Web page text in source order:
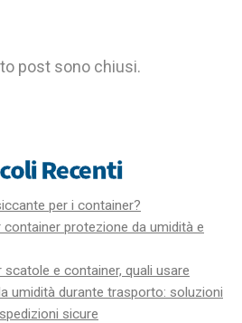
post sono chiusi.
Recenti
per i container?
protezione da umidità e
e container, quali usare
umidità durante trasporto: soluzioni
sicure